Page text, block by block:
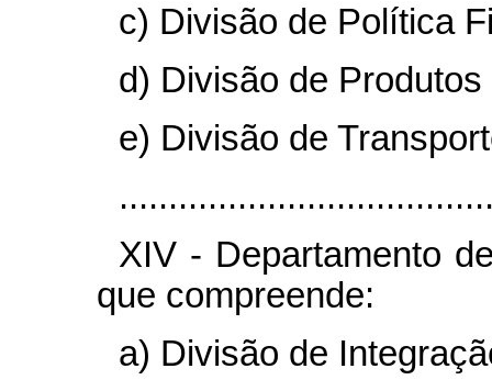
c) Divisão de Política
d) Divisão de
e) Divisão de
XIV - Departamento
que compreende:
a) Divisão de